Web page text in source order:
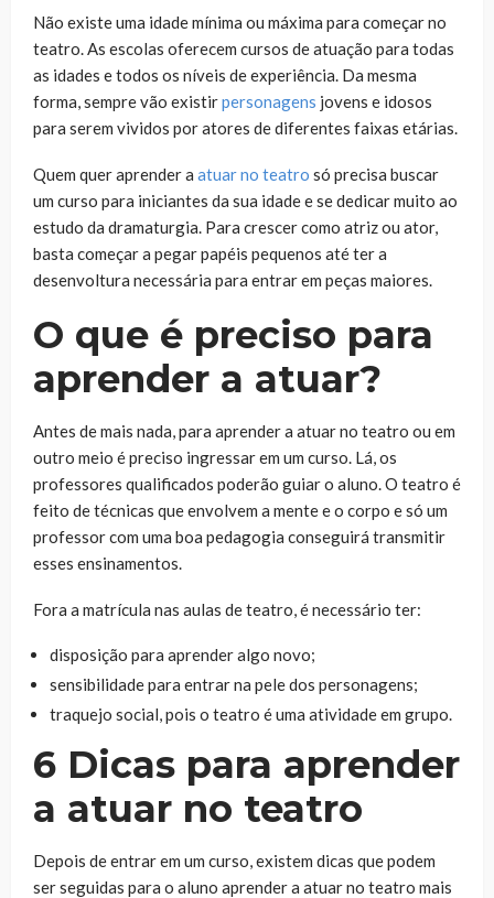
Não existe uma idade mínima ou máxima para começar no
teatro. As escolas oferecem cursos de atuação para todas
as idades e todos os níveis de experiência. Da mesma
forma, sempre vão existirpersonagens jovens e idosos
para serem vividos por atores de diferentes faixas etárias.
Quem quer aprender a atuar no teatro só precisa buscar
um curso para iniciantes da sua idade e se dedicar muito ao
estudo da dramaturgia. Para crescer como atriz ou ator,
basta começar a pegar papéis pequenos até ter a
desenvoltura necessária para entrar em peças maiores.
O que é preciso para
aprender a atuar?
Antes de mais nada, para aprender a atuar no teatro ou em
outro meio é preciso ingressar em um curso. Lá, os
professores qualificados poderão guiar o aluno. O teatro é
feito de técnicas que envolvem a mente e o corpo e só um
professor com uma boa pedagogia conseguirá transmitir
esses ensinamentos.
Fora a matrícula nas aulas de teatro, é necessário ter:
disposição para aprender algo novo;
sensibilidade para entrar na pele dos personagens;
traquejo social, pois o teatro é uma atividade em grupo.
6 Dicas para aprender
a atuar no teatro
Depois de entrar em um curso, existem dicas que podem
ser seguidas para o aluno aprender a atuar no teatro mais